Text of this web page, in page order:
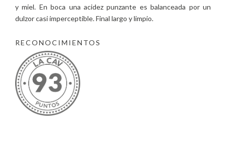
y miel. En boca una acidez punzante es balanceada por un
dulzor casi imperceptible. Final largo y limpio.
RECONOCIMIENTOS